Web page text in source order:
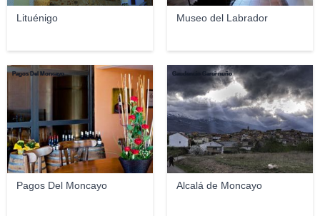
Lituénigo Museo del Labrador
Pagos Del Moncayo
Pagos Del Moncayo
Alcalá de Moncayo
Gaudencio Garci-nuño